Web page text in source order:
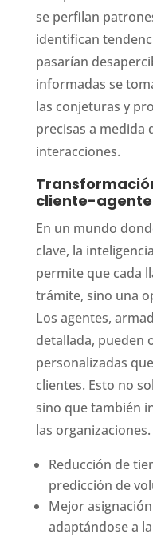
se perfilan
identifican
pasarían
informadas se
las conjeturas y
precisas a medida
interacciones.
cliente-agente
En un mundo
clave, la
permite que cada
trámite, sino una
Los agentes,
detallada, pueden
personalizadas
clientes. Esto no
sino que también
las organizaciones.
Reducción de
predicción de
Mejor
adaptándose a